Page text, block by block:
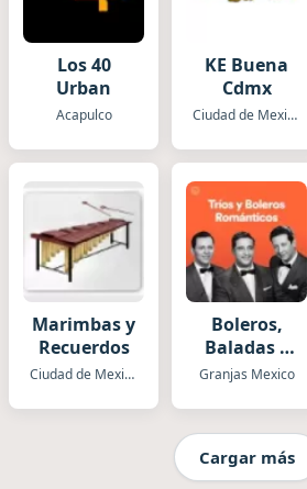
Los 40
Urban
Acapulco
KE Buena
Cdmx
Ciudad de Mexico
Marimbas y
Recuerdos
Ciudad de Mexico
Boleros,
Baladas y
Más
Granjas Mexico
Cargar más